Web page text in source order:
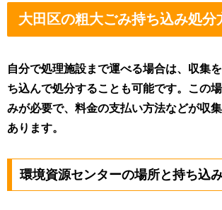
大田区の粗大ごみ持ち込み処分
自分で処理施設まで運べる場合は、収集
ち込んで処分することも可能です。この
みが必要で、料金の支払い方法などが収
あります。
環境資源センターの場所と持ち込